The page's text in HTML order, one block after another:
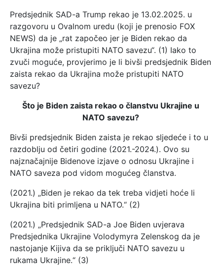
Predsjednik SAD-a Trump rekao je 13.02.2025. u
razgovoru u Ovalnom uredu (koji je prenosio FOX
NEWS) da je „rat započeo jer je Biden rekao da
Ukrajina može pristupiti NATO savezu“. (1) Iako to
zvuči moguće, provjerimo je li bivši predsjednik Biden
zaista rekao da Ukrajina može pristupiti NATO
savezu?
Što je Biden zaista rekao o članstvu Ukrajine u
NATO savezu?
Bivši predsjednik Biden zaista je rekao sljedeće i to u
razdoblju od četiri godine (2021.-2024.). Ovo su
najznačajnije Bidenove izjave o odnosu Ukrajine i
NATO saveza pod vidom mogućeg članstva.
(2021.) „Biden je rekao da tek treba vidjeti hoće li
Ukrajina biti primljena u NATO.“ (2)
(2021.) „Predsjednik SAD-a Joe Biden uvjerava
Predsjednika Ukrajine Volodymyra Zelenskog da je
nastojanje Kijiva da se priključi NATO savezu u
rukama Ukrajine.“ (3)